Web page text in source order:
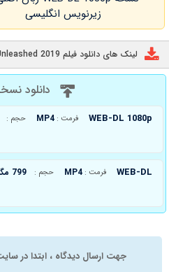
زیرنویس انگلیسی
لینک های دانلود فیلم Love Unleashed 2019
دانلود
WEB-DL 1080p فرمت : MP4 حجم :
WEB-DL فرمت : MP4 حجم : 799 مگابایت
جهت ارسال دیدگاه ، ابتدا در